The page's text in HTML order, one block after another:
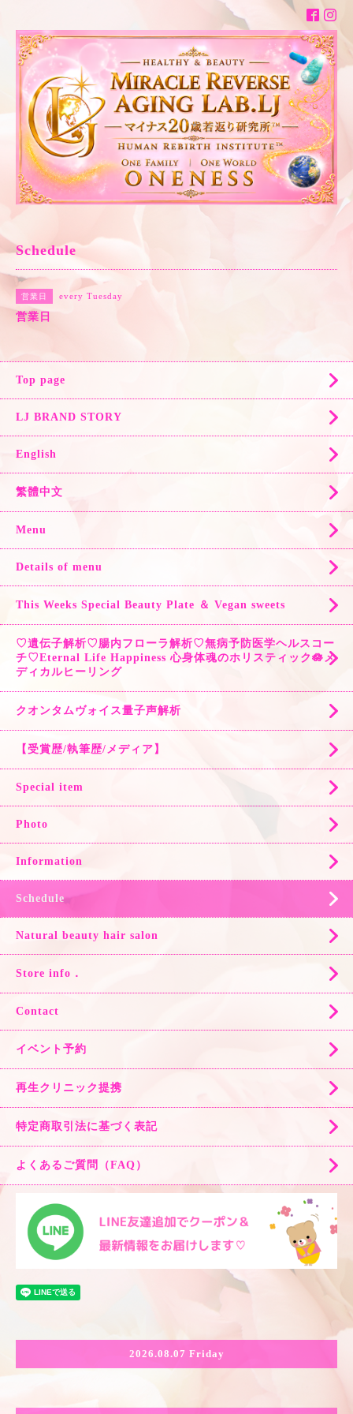
Schedule
営業日 every Tuesday
営業日
Top page
LJ BRAND STORY
English
繁體中文
Menu
Details of menu
This Weeks Special Beauty Plate ＆ Vegan sweets
♡遺伝子解析♡腸内フローラ解析♡無病予防医学ヘルスコー
チ♡Eternal Life Happiness 心身体魂のホリスティック🪷メ
ディカルヒーリング
クオンタムヴォイス量子声解析
【受賞歴/執筆歴/メディア】
Special item
Photo
Information
Schedule
Natural beauty hair salon
Store info．
Contact
イベント予約
再生クリニック提携
特定商取引法に基づく表記
よくあるご質問（FAQ）
2026.08.07 Friday